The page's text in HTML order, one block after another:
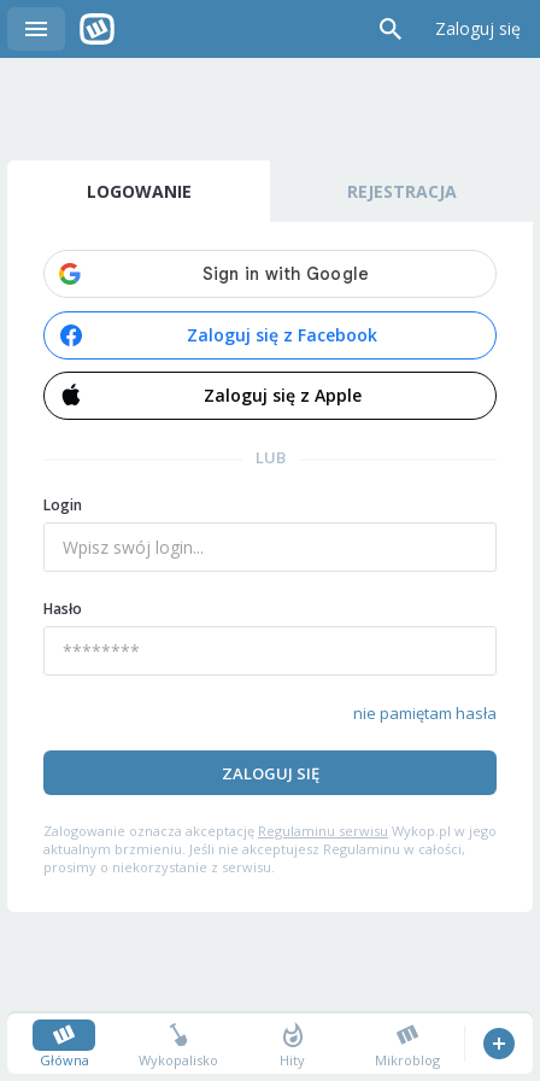
Zaloguj się
LOGOWANIE REJESTRACJA
Zaloguj się z Facebook
Zaloguj się z Apple
LUB
Login
Hasło
nie pamiętam hasła
ZALOGUJ SIĘ
Zalogowanie oznacza akceptację Regulaminu serwisu Wykop.pl w jego
aktualnym brzmieniu. Jeśli nie akceptujesz Regulaminu w całości,
prosimy o niekorzystanie z serwisu.
Główna Wykopalisko Hity Mikroblog